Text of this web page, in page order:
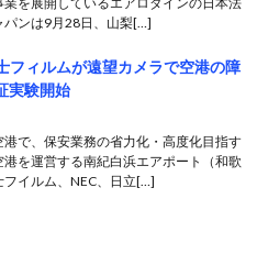
パンは9月28日、山梨[…]
フィルムが遠望カメラで空港の障
実験開始
で、保安業務の省力化・高度化目指す
を運営する南紀白浜エアポート（和歌
フイルム、NEC、日立[…]